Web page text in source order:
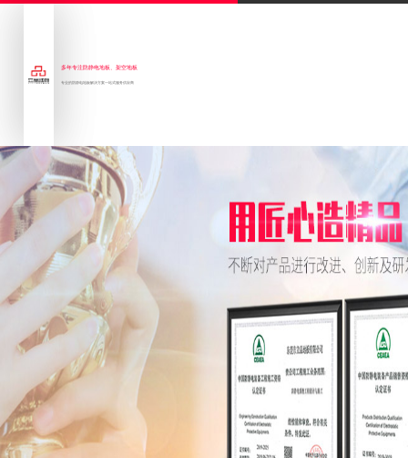
多年专注防静电地板、架空地板
专业的防静电地板解决方案一站式服务供应商